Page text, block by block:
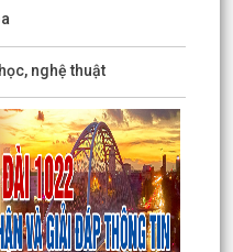
nghệ thuật
địa tiến độ giải phóng
Hội nghị hướng dẫn hộ
thủ tục chấm dứt hoạt
nhận Phó Trưởng thôn
Hưng nhiệm kỳ 2025 -